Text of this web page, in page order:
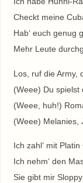
Checkt meine
Hab‘ euch genug
Mehr Leute
Los, ruf die Army,
(Weee) Du spielst
(Weee, huh!)
(Weee) Melanies,
Ich zahl‘ mit
Ich nehm‘ den
Sie gibt mir